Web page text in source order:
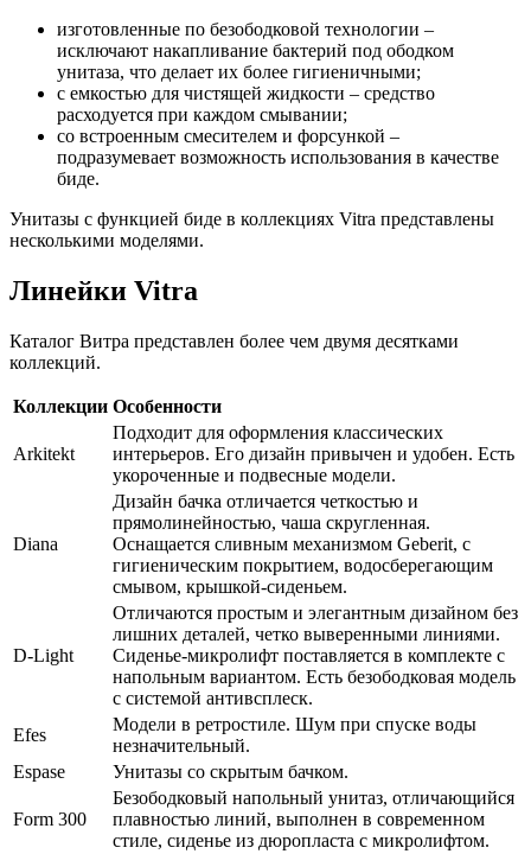
изготовленные по безободковой технологии –
исключают накапливание бактерий под ободком
унитаза, что делает их более гигиеничными;
с емкостью для чистящей жидкости – средство
расходуется при каждом смывании;
со встроенным смесителем и форсункой –
подразумевает возможность использования в качестве
биде.
Унитазы с функцией биде в коллекциях Vitra представлены
несколькими моделями.
Линейки Vitra
Каталог Витра представлен более чем двумя десятками
коллекций.
Коллекции Особенности
Arkitekt
Подходит для оформления классических
интерьеров. Его дизайн привычен и удобен. Есть
укороченные и подвесные модели.
Diana
Дизайн бачка отличается четкостью и
прямолинейностью, чаша скругленная.
Оснащается сливным механизмом Geberit, с
гигиеническим покрытием, водосберегающим
смывом, крышкой-сиденьем.
D-Light
Отличаются простым и элегантным дизайном без
лишних деталей, четко выверенными линиями.
Сиденье-микролифт поставляется в комплекте с
напольным вариантом. Есть безободковая модель
с системой антивсплеск.
Efes
Модели в ретростиле. Шум при спуске воды
незначительный.
Espase
Унитазы со скрытым бачком.
Form 300
Безободковый напольный унитаз, отличающийся
плавностью линий, выполнен в современном
стиле, сиденье из дюропласта с микролифтом.